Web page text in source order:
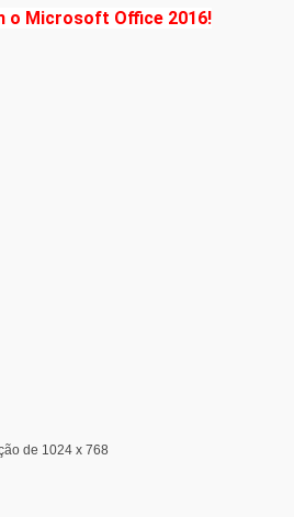
o Microsoft Office 2016!
de 1024 x 768